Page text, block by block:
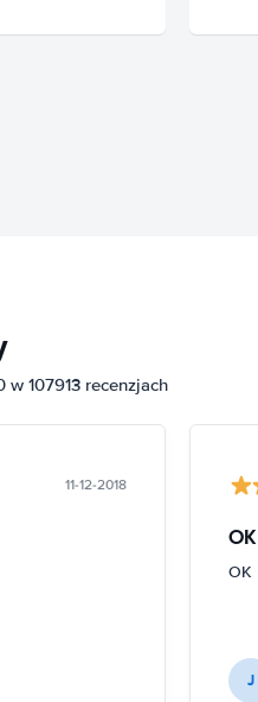
107913 recenzjach
11-12-2018
OK
OK
J